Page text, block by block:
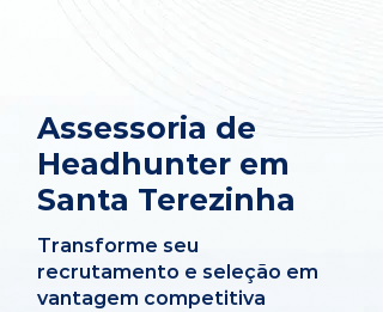
Assessoria de
Headhunter em
Santa Terezinha
Transforme seu
recrutamento e seleção em
vantagem competitiva